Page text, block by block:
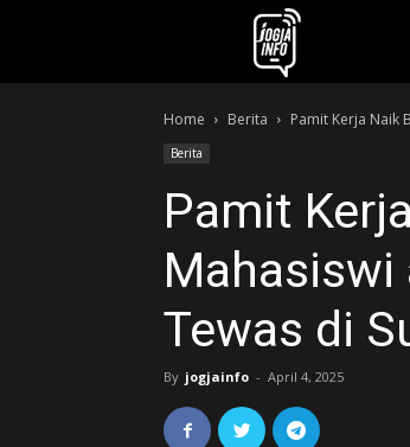
Home Berita Pamit Kerja Naik
Berita
Pamit
Mahasiswi
Tewas di
By jogjainfo - April 4, 2025